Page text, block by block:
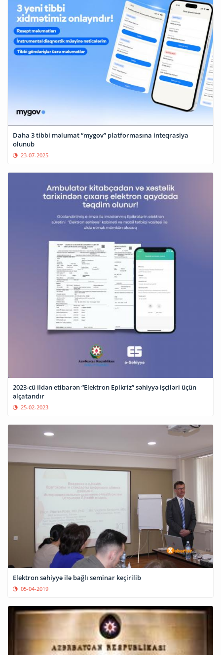
Daha 3 tibbi məlumat “mygov” platformasına inteqrasiya
olunub
23-07-2025
2023-cü ildən etibarən “Elektron Epikriz” səhiyyə işçiləri üçün
əlçatandır
25-02-2023
Elektron səhiyyə ilə bağlı seminar keçirilib
05-04-2019